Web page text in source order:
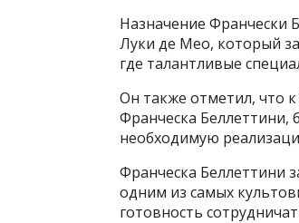
Назначение Франчески
Луки де Мео, который
где талантливые
Он также отметил, что к
Франческа Беллеттини,
необходимую
Франческа Беллеттини
одним из самых
готовность